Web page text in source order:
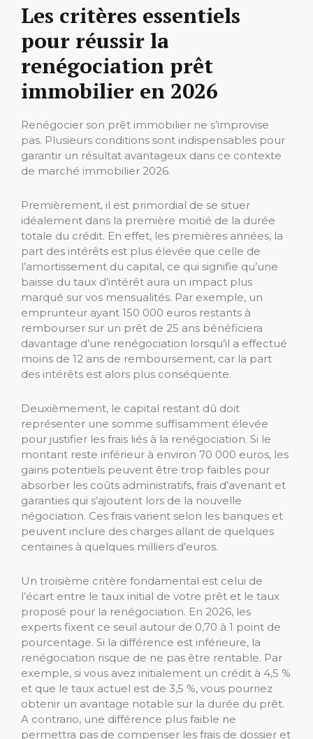
Les critères essentiels
pour réussir la
renégociation prêt
immobilier en 2026
Renégocier son prêt immobilier ne s’improvise
pas. Plusieurs conditions sont indispensables pour
garantir un résultat avantageux dans ce contexte
de marché immobilier 2026.
Premièrement, il est primordial de se situer
idéalement dans la première moitié de la durée
totale du crédit. En effet, les premières années, la
part des intérêts est plus élevée que celle de
l’amortissement du capital, ce qui signifie qu’une
baisse du taux d’intérêt aura un impact plus
marqué sur vos mensualités. Par exemple, un
emprunteur ayant 150 000 euros restants à
rembourser sur un prêt de 25 ans bénéficiera
davantage d’une renégociation lorsqu’il a effectué
moins de 12 ans de remboursement, car la part
des intérêts est alors plus conséquente.
Deuxièmement, le capital restant dû doit
représenter une somme suffisamment élevée
pour justifier les frais liés à la renégociation. Si le
montant reste inférieur à environ 70 000 euros, les
gains potentiels peuvent être trop faibles pour
absorber les coûts administratifs, frais d’avenant et
garanties qui s’ajoutent lors de la nouvelle
négociation. Ces frais varient selon les banques et
peuvent inclure des charges allant de quelques
centaines à quelques milliers d’euros.
Un troisième critère fondamental est celui de
l’écart entre le taux initial de votre prêt et le taux
proposé pour la renégociation. En 2026, les
experts fixent ce seuil autour de 0,70 à 1 point de
pourcentage. Si la différence est inférieure, la
renégociation risque de ne pas être rentable. Par
exemple, si vous avez initialement un crédit à 4,5 %
et que le taux actuel est de 3,5 %, vous pourriez
obtenir un avantage notable sur la durée du prêt.
A contrario, une différence plus faible ne
permettra pas de compenser les frais de dossier et